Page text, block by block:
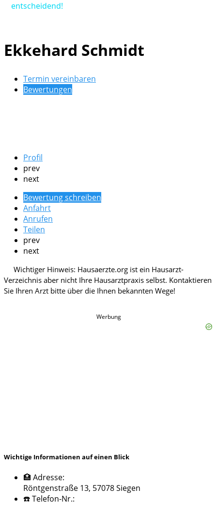
entscheidend!
Ekkehard Schmidt
Termin vereinbaren
Bewertungen
Profil
prev
next
Bewertung schreiben
Anfahrt
Anrufen
Teilen
prev
next
Werbung
Wichtige Informationen auf einen Blick
🏥 Adresse:
Röntgenstraße 13, 57078 Siegen
☎️ Telefon-Nr.: